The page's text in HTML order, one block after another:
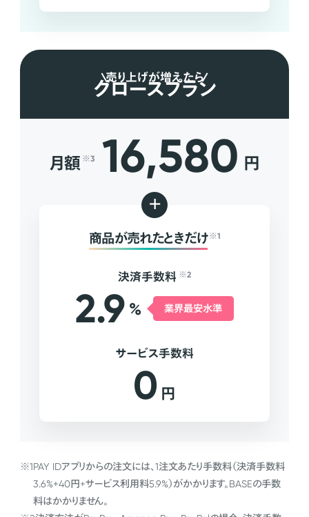
売り上げが増えたら
グロースプラン
月額 ※3 16,580 円
+
商品が売れたときだけ ※1
決済手数料 ※2
2.9 % 業界最安水準
サービス手数料
0 円
※1PAY IDアプリからの注文には、1注文あたり手数料（決済手数料
3.6%+40円+サービス利用料5.9%）がかかります。BASEの手数
料はかかりません。